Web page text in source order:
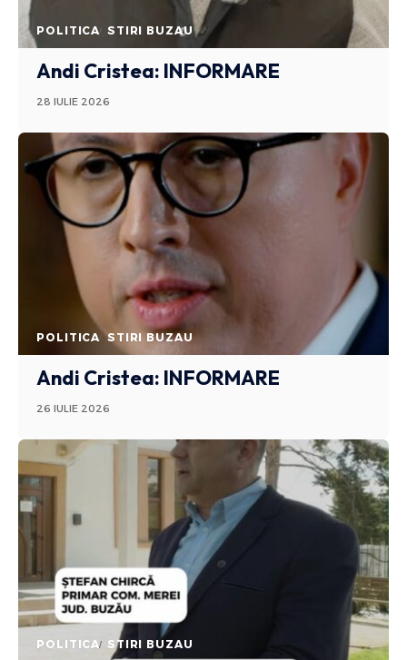
POLITICA STIRI BUZAU
Andi Cristea: INFORMARE
28 IULIE 2026
POLITICA STIRI BUZAU
Andi Cristea: INFORMARE
26 IULIE 2026
POLITICA STIRI BUZAU